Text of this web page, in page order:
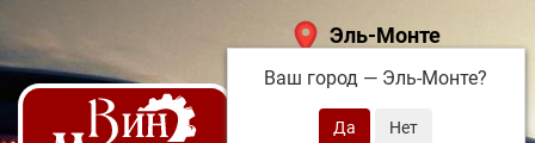
Эль-Монте
Ваш город — Эль-Монте?
+7 (495) 108-68-71